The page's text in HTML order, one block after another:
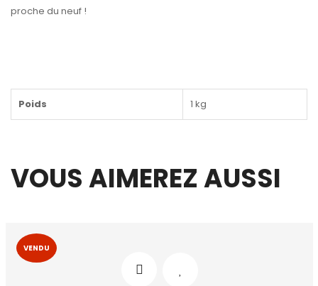
proche du neuf !
Poids 1 kg
VOUS AIMEREZ AUSSI
VENDU